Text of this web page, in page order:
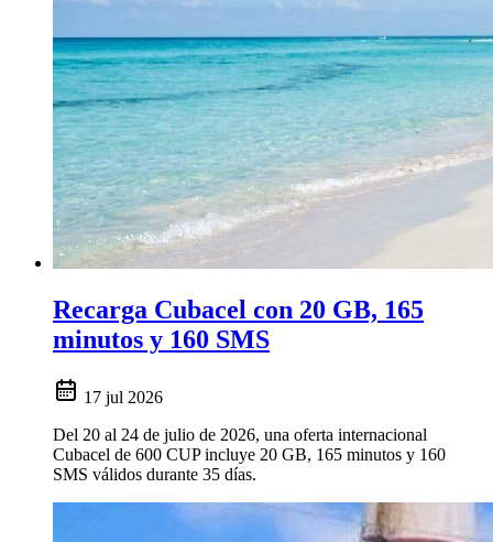
Recarga Cubacel con 20 GB, 165
minutos y 160 SMS
17 jul 2026
Del 20 al 24 de julio de 2026, una oferta internacional
Cubacel de 600 CUP incluye 20 GB, 165 minutos y 160
SMS válidos durante 35 días.